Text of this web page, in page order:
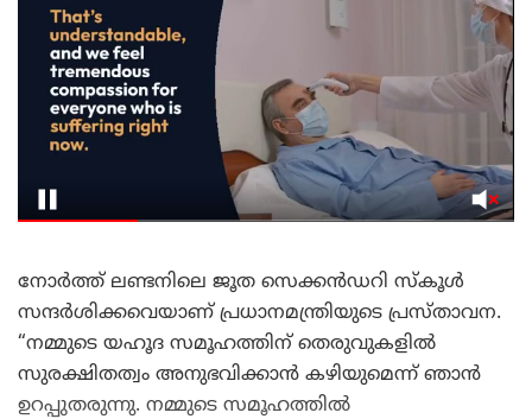
നോർത്ത് ലണ്ടനിലെ ജൂത സെക്കൻഡറി സ്‌കൂൾ
സന്ദർശിക്കവെയാണ് പ്രധാനമന്ത്രിയുടെ പ്രസ്താവന.
“നമ്മുടെ യഹൂദ സമൂഹത്തിന് തെരുവുകളിൽ
സുരക്ഷിതത്വം അനുഭവിക്കാൻ കഴിയുമെന്ന് ഞാൻ
ഉറപ്പുതരുന്നു. നമ്മുടെ സമൂഹത്തിൽ